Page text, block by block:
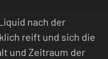
nach der
reift und sich die
und Zeitraum der